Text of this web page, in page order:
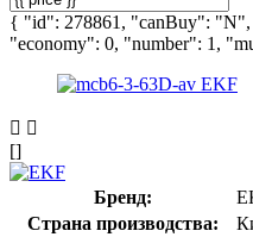
{ "id": 278861, "canBuy":
"economy": 0, "number": 1,
[]
Бренд:
Страна производства: